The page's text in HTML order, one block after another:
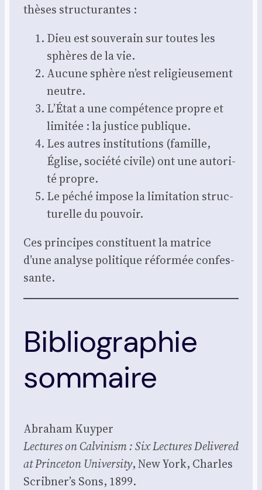
thèses struc­tu­rantes :
Dieu est sou­ve­rain sur toutes les
sphères de la vie.
Aucune sphère n’est reli­gieu­se­ment
neutre.
L’État a une com­pé­tence propre et
limi­tée : la jus­tice publique.
Les autres ins­ti­tu­tions (famille,
Église, socié­té civile) ont une auto­ri­
té propre.
Le péché impose la limi­ta­tion struc­
tu­relle du pou­voir.
Ces prin­cipes consti­tuent la matrice
d’une ana­lyse poli­tique réfor­mée confes­
sante.
Bibliographie
sommaire
Abra­ham Kuy­per
Lec­tures on Cal­vi­nism : Six Lec­tures Deli­ve­red
at Prin­ce­ton Uni­ver­si­ty, New York, Charles
Scribner’s Sons, 1899.